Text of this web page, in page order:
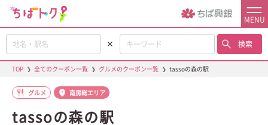
MENU
✕ 検索
TOP ❯ 全てのクーポン一覧 ❯ グルメのクーポン一覧 ❯ tassoの森の駅
グルメ 南房総エリア
tassoの森の駅